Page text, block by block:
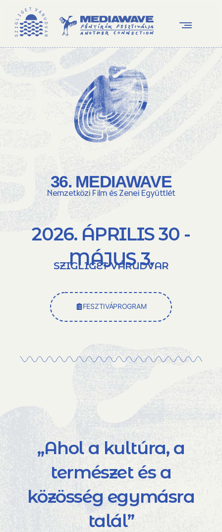
36. MEDIAWAVE
Nemzetközi Film és Zenei Együttlét
2026. ÁPRILIS 30 -
MÁJUS 3.
SZIGLIGET VÁRUDVAR
FESZTIVÁPROGRAM
„Ahol a kultúra, a
természet és a
közösség egymásra
talál”